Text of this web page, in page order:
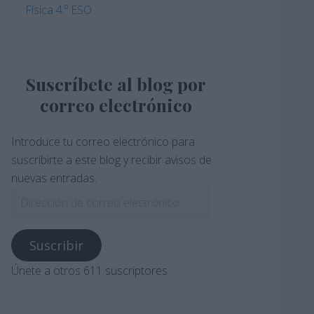
Física 4.º ESO
Suscríbete al blog por
correo electrónico
Introduce tu correo electrónico para
suscribirte a este blog y recibir avisos de
nuevas entradas.
correo
electrónico
Suscribir
Únete a otros 611 suscriptores